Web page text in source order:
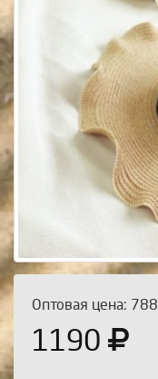
Оптовая цена: 788
1190